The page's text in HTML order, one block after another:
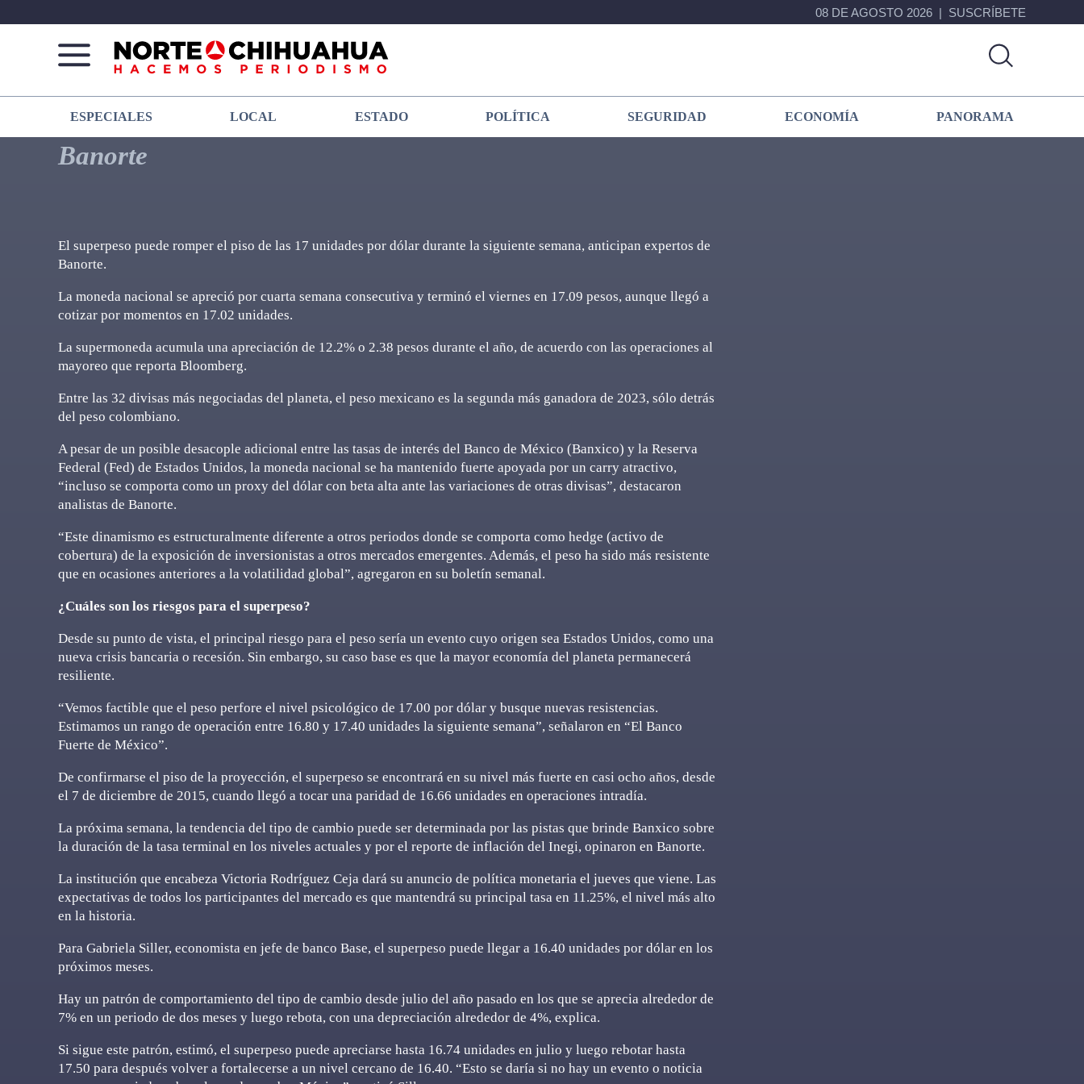
08 DE AGOSTO 2026 SUSCRÍBETE
Norte
De
Chihuahua
Más
que
noticias,
hacemos periodismo
ESPECIALES LOCAL ESTADO POLÍTICA SEGURIDAD ECONOMÍA PANORAMA
Banorte
El superpeso puede romper el piso de las 17 unidades por dólar durante la siguiente semana, anticipan expertos de
Banorte.
La moneda nacional se apreció por cuarta semana consecutiva y terminó el viernes en 17.09 pesos, aunque llegó a
cotizar por momentos en 17.02 unidades.
La supermoneda acumula una apreciación de 12.2% o 2.38 pesos durante el año, de acuerdo con las operaciones al
mayoreo que reporta Bloomberg.
Entre las 32 divisas más negociadas del planeta, el peso mexicano es la segunda más ganadora de 2023, sólo detrás
del peso colombiano.
A pesar de un posible desacople adicional entre las tasas de interés del Banco de México (Banxico) y la Reserva
Federal (Fed) de Estados Unidos, la moneda nacional se ha mantenido fuerte apoyada por un carry atractivo,
“incluso se comporta como un proxy del dólar con beta alta ante las variaciones de otras divisas”, destacaron
analistas de Banorte.
“Este dinamismo es estructuralmente diferente a otros periodos donde se comporta como hedge (activo de
cobertura) de la exposición de inversionistas a otros mercados emergentes. Además, el peso ha sido más resistente
que en ocasiones anteriores a la volatilidad global”, agregaron en su boletín semanal.
¿Cuáles son los riesgos para el superpeso?
Desde su punto de vista, el principal riesgo para el peso sería un evento cuyo origen sea Estados Unidos, como una
nueva crisis bancaria o recesión. Sin embargo, su caso base es que la mayor economía del planeta permanecerá
resiliente.
“Vemos factible que el peso perfore el nivel psicológico de 17.00 por dólar y busque nuevas resistencias.
Estimamos un rango de operación entre 16.80 y 17.40 unidades la siguiente semana”, señalaron en “El Banco
Fuerte de México”.
De confirmarse el piso de la proyección, el superpeso se encontrará en su nivel más fuerte en casi ocho años, desde
el 7 de diciembre de 2015, cuando llegó a tocar una paridad de 16.66 unidades en operaciones intradía.
La próxima semana, la tendencia del tipo de cambio puede ser determinada por las pistas que brinde Banxico sobre
la duración de la tasa terminal en los niveles actuales y por el reporte de inflación del Inegi, opinaron en Banorte.
La institución que encabeza Victoria Rodríguez Ceja dará su anuncio de política monetaria el jueves que viene. Las
expectativas de todos los participantes del mercado es que mantendrá su principal tasa en 11.25%, el nivel más alto
en la historia.
Para Gabriela Siller, economista en jefe de banco Base, el superpeso puede llegar a 16.40 unidades por dólar en los
próximos meses.
Hay un patrón de comportamiento del tipo de cambio desde julio del año pasado en los que se aprecia alrededor de
7% en un periodo de dos meses y luego rebota, con una depreciación alrededor de 4%, explica.
Si sigue este patrón, estimó, el superpeso puede apreciarse hasta 16.74 unidades en julio y luego rebotar hasta
17.50 para después volver a fortalecerse a un nivel cercano de 16.40. “Esto se daría si no hay un evento o noticia